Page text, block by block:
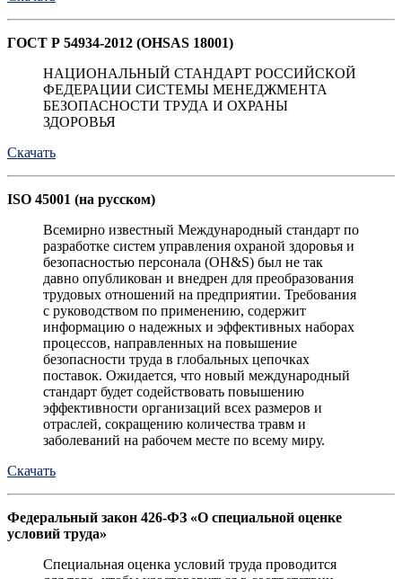
ГОСТ Р 54934-2012 (OHSAS 18001)
НАЦИОНАЛЬНЫЙ СТАНДАРТ РОССИЙСКОЙ
ФЕДЕРАЦИИ СИСТЕМЫ МЕНЕДЖМЕНТА
БЕЗОПАСНОСТИ ТРУДА И ОХРАНЫ
ЗДОРОВЬЯ
Скачать
ISO 45001 (на русском)
Всемирно известный Международный стандарт по
разработке систем управления охраной здоровья и
безопасностью персонала (OH&S) был не так
давно опубликован и внедрен для преобразования
трудовых отношений на предприятии. Требования
с руководством по применению, содержит
информацию о надежных и эффективных наборах
процессов, направленных на повышение
безопасности труда в глобальных цепочках
поставок. Ожидается, что новый международный
стандарт будет содействовать повышению
эффективности организаций всех размеров и
отраслей, сокращению количества травм и
заболеваний на рабочем месте по всему миру.
Скачать
Федеральный закон 426-ФЗ «О специальной оценке
условий труда»
Специальная оценка условий труда проводится